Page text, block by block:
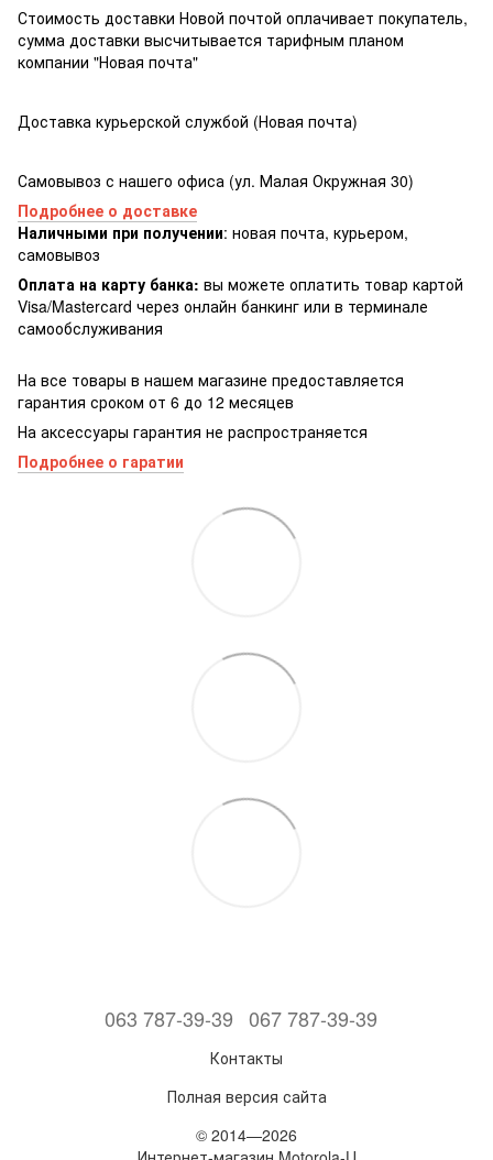
Стоимость доставки Новой почтой оплачивает покупатель,
сумма доставки высчитывается тарифным планом
компании "Новая почта"
Доставка курьерской службой (Новая почта)
Самовывоз с нашего офиса (ул. Малая Окружная 30)
Подробнее о доставке
Наличными при получении: новая почта, курьером,
самовывоз
Оплата на карту банка: вы можете оплатить товар картой
Visa/Masterсard через онлайн банкинг или в терминале
самообслуживания
На все товары в нашем магазине предоставляется
гарантия сроком от 6 до 12 месяцев
На аксессуары гарантия не распространяется
Подробнее о гаратии
063 787-39-39 067 787-39-39
Контакты
Полная версия сайта
© 2014—2026